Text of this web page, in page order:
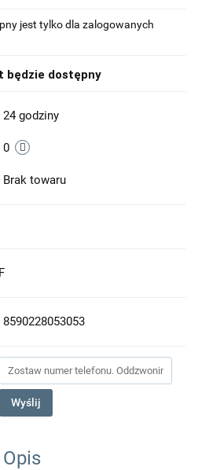
jest tylko dla zalogowanych
będzie dostępny
24 godziny
0
Brak towaru
8590228053053
Wyślij
Opis